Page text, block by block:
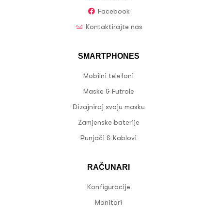
Facebook
Kontaktirajte nas
SMARTPHONES
Mobilni telefoni
Maske & Futrole
Dizajniraj svoju masku
Zamjenske baterije
Punjači & Kablovi
RAČUNARI
Konfiguracije
Monitori